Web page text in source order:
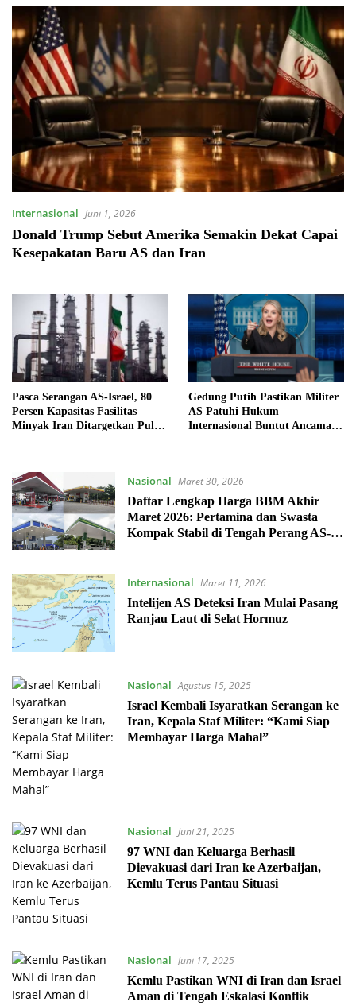
Internasional Juni 1, 2026
Donald Trump Sebut Amerika Semakin Dekat Capai
Kesepakatan Baru AS dan Iran
Pasca Serangan AS-Israel, 80
Persen Kapasitas Fasilitas
Minyak Iran Ditargetkan Pulih
Gedung Putih Pastikan Militer
AS Patuhi Hukum
Internasional Buntut Ancaman
Nasional Maret 30, 2026
Daftar Lengkap Harga BBM Akhir
Maret 2026: Pertamina dan Swasta
Kompak Stabil di Tengah Perang AS-
Internasional Maret 11, 2026
Intelijen AS Deteksi Iran Mulai Pasang
Ranjau Laut di Selat Hormuz
Nasional Agustus 15, 2025
Israel Kembali Isyaratkan Serangan ke
Iran, Kepala Staf Militer: “Kami Siap
Membayar Harga Mahal”
Nasional Juni 21, 2025
97 WNI dan Keluarga Berhasil
Dievakuasi dari Iran ke Azerbaijan,
Kemlu Terus Pantau Situasi
Nasional Juni 17, 2025
Kemlu Pastikan WNI di Iran dan Israel
Aman di Tengah Eskalasi Konflik